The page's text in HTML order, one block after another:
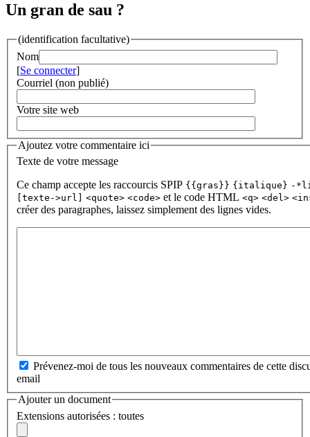
Un gran de sau ?
(identification facultative)
Nom
[Se connecter]
Courriel (non publié)
Votre site web
Ajoutez votre commentaire ici
Texte de votre message
Ce champ accepte les raccourcis SPIP {{gras}} {italique} -
[texte->url]
<quote> <code> et le code HTML <q> <del>
créer des paragraphes, laissez simplement des lignes vides.
Prévenez-moi de tous les nouveaux commentaires de cette
email
Ajouter un document
Extensions autorisées : toutes